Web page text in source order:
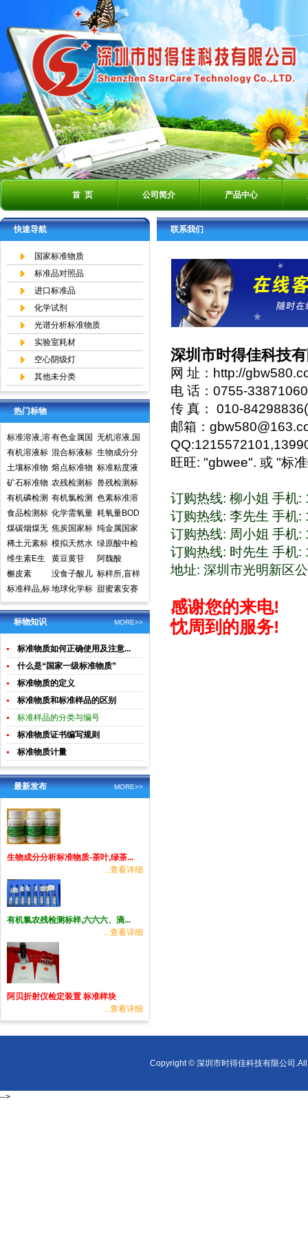
首 页 公司简介 产品中心
快速导航
国家标准物质
标准品对照品
进口标准品
化学试剂
光谱分析标准物质
实验室耗材
空心阴级灯
其他未分类
热门标物
标准溶液,溶
液标准物质,
国家标准物
质网
有色金属国
家标准物质
中心,国家标
准物质网
无机溶液,国
家标准物质
网,国家标准
物质中心
有机溶液标
准物质中国
计量院标准
物质中心
混合标液标
准物质
生物成分分
析标准物质
土壤标准物
质
熔点标准物
质
标准粘度液
矿石标准物
质
农残检测标
准样品,标准
溶液,标准物
质
兽残检测标
准样品,标准
溶液,标准物
质
有机磷检测
标准样品,标
准溶液,标准
物质
有机氯检测
标准样品标
准溶液标准
物质
色素标准溶
液标准物质
食品检测
食品检测标
准物质标准
样品标准溶
液
化学需氧量
COD标准溶
液标准物质
标样环境标
准样品
耗氧量BOD
5标准溶液
标准物质标
样环境标准
样品
煤碳烟煤无
烟煤国家标
准物质国家
标准样品
焦炭国家标
准物质国家
标准样品
纯金属国家
实物标准样
品
稀土元素标
准物质标准
样品
模拟天然水
标准溶液
绿原酸中检
所标准品对
照品高效液
相色谱HPL
C
维生素E生
育酚标准品
对照品中检
所
黄豆黄苷
阿魏酸
槲皮素
没食子酸儿
茶素
标样所,盲样
标准样品,标
样,质控样
地球化学标
准物质矿石
土壤生物成
分分析
甜蜜素安赛
蜜(乙酰磺胺
酸钾)标准溶
液食品检测
标准物质
MORE>>
标物知识
标准物质如何正确使用及注意...
什么是“国家一级标准物质”
标准物质的定义
标准物质和标准样品的区别
标准样品的分类与编号
标准物质证书编写规则
标准物质计量
MORE>>
最新发布
生物成分分析标准物质-茶叶,绿茶...
...查看详细
有机氯农残检测标样,六六六、滴...
...查看详细
阿贝折射仪检定装置 标准样块
...查看详细
联系我们
深圳市时得佳科技
网 址： http://
电 话：0755-
传 真： 010-
邮箱：
旺旺: "gbwee". 或 "标
订购热线: 柳小姐 手机
订购热线: 李先生 手机
订购热线: 周小姐 手机
订购热线: 时先生 手机
地址: 深圳市光明新区
感谢您的来电!
忱周到的服务!
Copyright © 深圳市时得佳科技有限公司
-->